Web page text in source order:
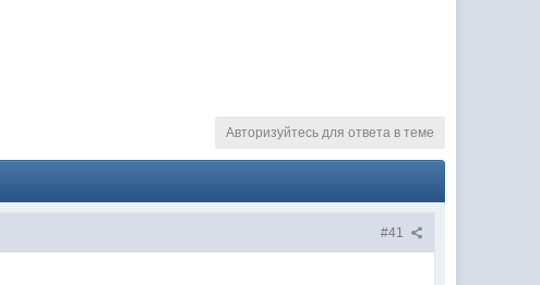
Авторизуйтесь для ответа в теме
#41